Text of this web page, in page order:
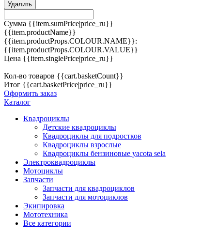
Удалить
Сумма {{item.sumPrice|price_ru}}
{{item.productName}}
{{item.productProps.COLOUR.NAME}}:
{{item.productProps.COLOUR.VALUE}}
Цена {{item.singlePrice|price_ru}}
Кол-во товаров {{cart.basketCount}}
Итог {{cart.basketPrice|price_ru}}
Оформить заказ
Каталог
Квадроциклы
Детские квадроциклы
Квадроциклы для подростков
Квадроциклы взрослые
Квадроциклы бензиновые yacota sela
Электроквадроциклы
Мотоциклы
Запчасти
Запчасти для квадроциклов
Запчасти для мотоциклов
Экипировка
Мототехника
Все категории